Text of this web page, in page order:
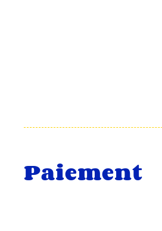
Paiement